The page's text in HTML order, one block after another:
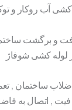
آب روکار و
و برگشت
لوله کشی شوفاژ
ساختمان ,
فیت , اتصال به